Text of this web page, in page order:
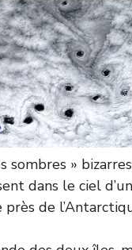
sombres » bizarres
dans le ciel
près de